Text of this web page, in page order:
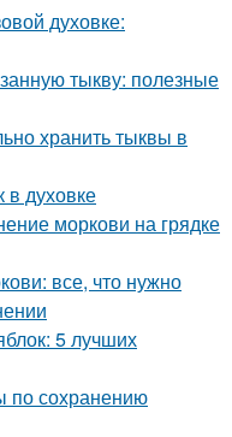
духовке:
тыкву: полезные
хранить тыквы в
в духовке
моркови на грядке
все, что нужно
5 лучших
по сохранению